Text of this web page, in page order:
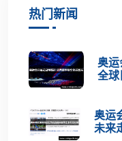
热门新闻
奥运
全球
奥运
未来